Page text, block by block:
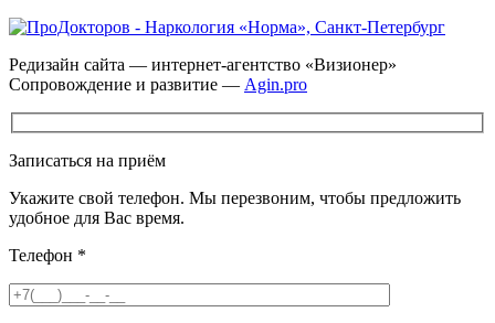
Редизайн сайта — интернет-агентство «Визионер»
Сопровождение и развитие — Agin.pro
Записаться на приём
Укажите свой телефон. Мы перезвоним, чтобы предложить
удобное для Вас время.
Телефон *